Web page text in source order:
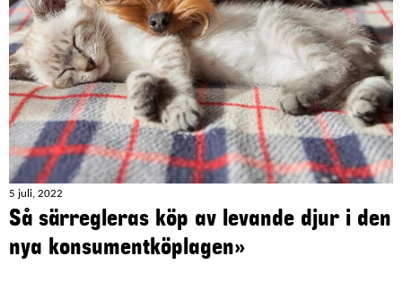
5 juli, 2022
Så särregleras köp av levande djur i den
nya konsumentköplagen»